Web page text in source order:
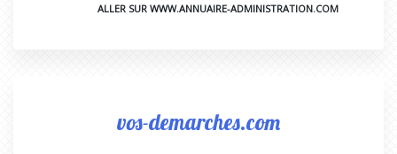
ALLER SUR WWW.ANNUAIRE-ADMINISTRATION.COM
vos-demarches.com